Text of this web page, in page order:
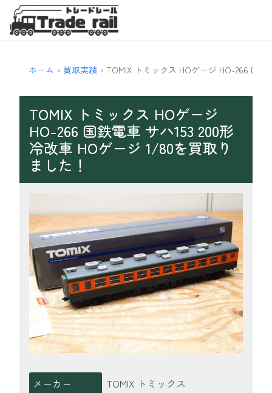
ホーム 買取実績 TOMIX トミックス HOゲージ HO-266 国
TOMIX トミックス HOゲージ
HO-266 国鉄電車 サハ153 200形
冷改車 HOゲージ 1/80を買取り
ました！
メーカー TOMIX トミックス